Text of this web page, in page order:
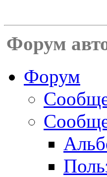
Форум
Форум